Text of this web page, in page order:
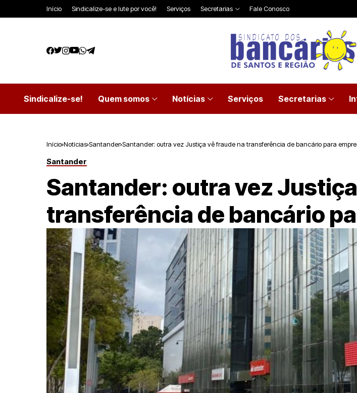
Início Sindicalize-se e lute por você! Serviços Secretarias Fale Conosco
Sindicalize-se! Quem somos Notícias Serviços Secretarias
Início Notícias Santander Santander: outra vez Justiça vê fraude na transferência de bancário para
Santander
Santander: outra vez
transferência de bancário